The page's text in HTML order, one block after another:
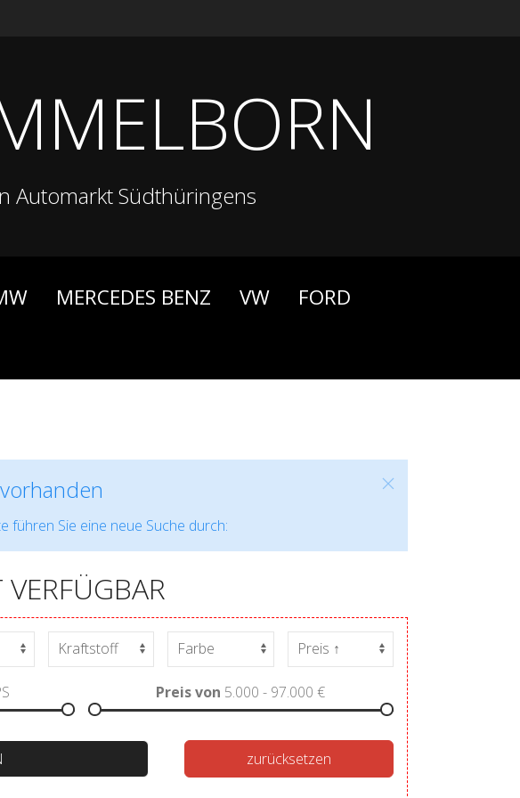
Automarkt Südthüringens
MERCEDES BENZ VW
FORD
führen Sie eine neue Suche durch:
Preis von 5.000 - 97.000 €
zurücksetzen